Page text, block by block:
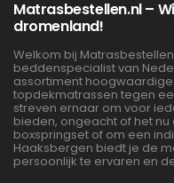
Matrasbestellen.nl –
dromenland!
Welkom bij
beddenspecialist van
assortiment
topdekmatrassen tegen
streven ernaar om voor
bieden, ongeacht of het
boxspringset of om een
Haaksbergen biedt je de
persoonlijk te ervaren en